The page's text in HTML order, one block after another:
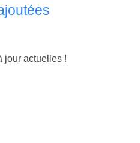
jour actuelles !